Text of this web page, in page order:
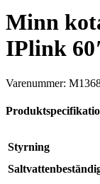
Minn
IPlink
Varenummer:
Styrning